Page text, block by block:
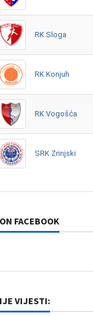
RK Sloga
RK Konjuh
RK Vogošća
SRK Zrinjski
FACEBOOK
VIJESTI: